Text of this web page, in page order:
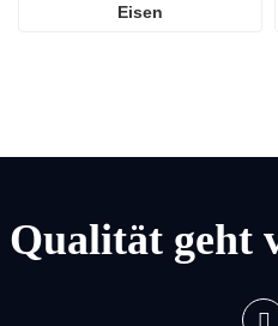
Eisen